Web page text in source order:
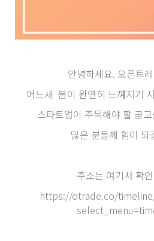
안녕하세요. 오픈트
어느새 봄이 완연히 느껴지기
스타트업이 주목해야 할 공
많은 분들께 힘이 되
주소는 여기서 확
https://otrade.co/